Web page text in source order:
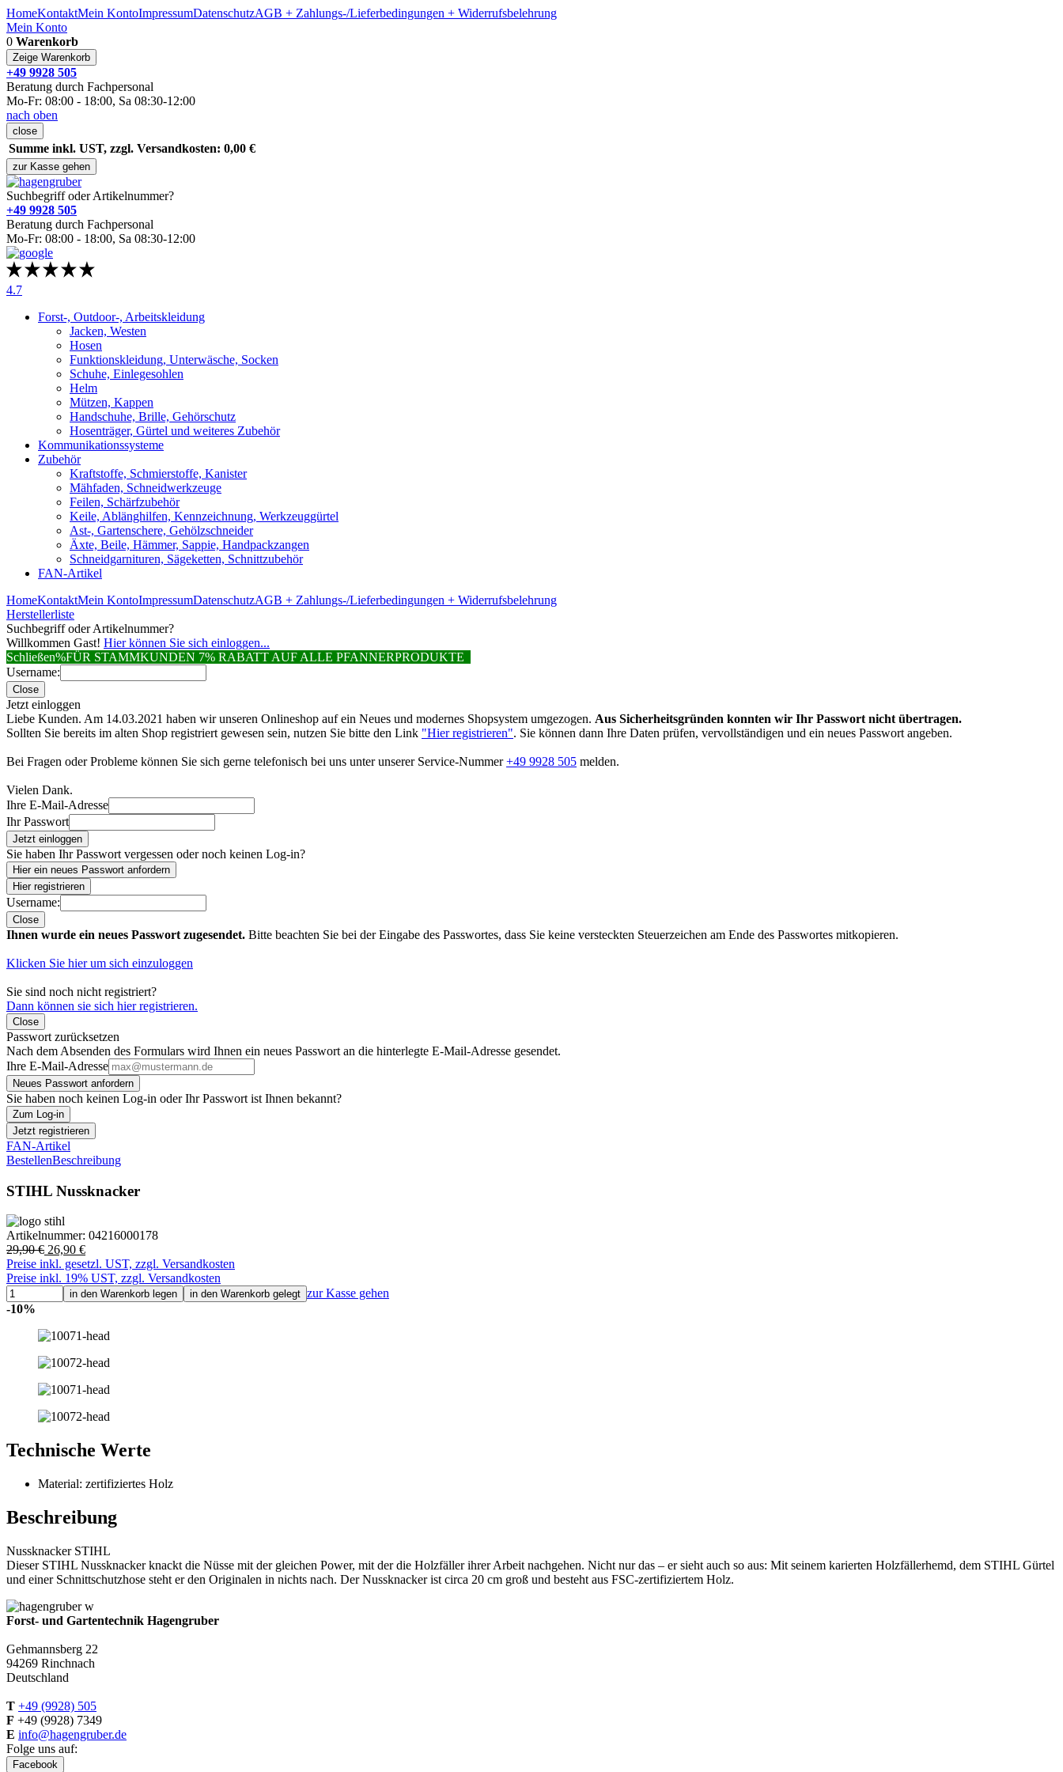
HomeKontaktMein KontoImpressumDatenschutzAGB + Zahlungs-/Lieferbedingungen + Widerrufsbelehrung
Mein Konto
0 Warenkorb
Zeige Warenkorb
+49 9928 505
Beratung durch Fachpersonal
Mo-Fr: 08:00 - 18:00, Sa 08:30-12:00
nach oben
close
Summe inkl. UST, zzgl. Versandkosten: 0,00 €
zur Kasse gehen
Suchbegriff oder Artikelnummer?
+49 9928 505
Beratung durch Fachpersonal
Mo-Fr: 08:00 - 18:00, Sa 08:30-12:00
4.7
Forst-, Outdoor-, Arbeitskleidung
Jacken, Westen
Hosen
Funktionskleidung, Unterwäsche, Socken
Schuhe, Einlegesohlen
Helm
Mützen, Kappen
Handschuhe, Brille, Gehörschutz
Hosenträger, Gürtel und weiteres Zubehör
Kommunikationssysteme
Zubehör
Kraftstoffe, Schmierstoffe, Kanister
Mähfaden, Schneidwerkzeuge
Feilen, Schärfzubehör
Keile, Ablänghilfen, Kennzeichnung, Werkzeuggürtel
Ast-, Gartenschere, Gehölzschneider
Äxte, Beile, Hämmer, Sappie, Handpackzangen
Schneidgarnituren, Sägeketten, Schnittzubehör
FAN-Artikel
HomeKontaktMein KontoImpressumDatenschutzAGB + Zahlungs-/Lieferbedingungen + Widerrufsbelehrung
Herstellerliste
Suchbegriff oder Artikelnummer?
Willkommen Gast! Hier können Sie sich einloggen...
Schließen%FÜR STAMMKUNDEN 7% RABATT AUF ALLE PFANNERPRODUKTE
Username:
Close
Jetzt einloggen
Liebe Kunden. Am 14.03.2021 haben wir unseren Onlineshop auf ein Neues und modernes Shopsystem umgezogen. Aus Sicherheitsgründen konnten wir Ihr Passwort nicht übertragen.
Sollten Sie bereits im alten Shop registriert gewesen sein, nutzen Sie bitte den Link "Hier registrieren". Sie können dann Ihre Daten prüfen, vervollständigen und ein neues Passwort angeben.
Bei Fragen oder Probleme können Sie sich gerne telefonisch bei uns unter unserer Service-Nummer+49 9928 505 melden.
Vielen Dank.
Ihre E-Mail-Adresse
Ihr Passwort
Jetzt einloggen
Sie haben Ihr Passwort vergessen oder noch keinen Log-in?
Hier ein neues Passwort anfordern
Hier registrieren
Username:
Close
Ihnen wurde ein neues Passwort zugesendet. Bitte beachten Sie bei der Eingabe des Passwortes, dass Sie keine versteckten Steuerzeichen am Ende des Passwortes mitkopieren.
Klicken Sie hier um sich einzuloggen
Sie sind noch nicht registriert?
Dann können sie sich hier registrieren.
Close
Passwort zurücksetzen
Nach dem Absenden des Formulars wird Ihnen ein neues Passwort an die hinterlegte E-Mail-Adresse gesendet.
Ihre E-Mail-Adresse
Neues Passwort anfordern
Sie haben noch keinen Log-in oder Ihr Passwort ist Ihnen bekannt?
Zum Log-in
Jetzt registrieren
FAN-Artikel
BestellenBeschreibung
STIHL Nussknacker
Artikelnummer: 04216000178
29,90 € 26,90 €
Preise inkl. gesetzl. UST, zzgl. Versandkosten
Preise inkl. 19% UST, zzgl. Versandkosten
in den Warenkorb legen in den Warenkorb gelegt zur Kasse gehen
-10%
Technische Werte
Material: zertifiziertes Holz
Beschreibung
Nussknacker STIHL
Dieser STIHL Nussknacker knackt die Nüsse mit der gleichen Power, mit der die Holzfäller ihrer Arbeit nachgehen. Nicht nur das – er sieht auch so aus: Mit seinem karierten Holzfällerhemd, dem STIHL Gürtel
und einer Schnittschutzhose steht er den Originalen in nichts nach. Der Nussknacker ist circa 20 cm groß und besteht aus FSC-zertifiziertem Holz.
Forst- und Gartentechnik Hagengruber
Gehmannsberg 22
94269 Rinchnach
Deutschland
T +49 (9928) 505
F +49 (9928) 7349
E info@hagengruber.de
Folge uns auf:
Facebook